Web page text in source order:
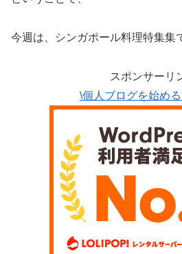
今週は、シンガポール料理特集集
スポンサーリ
\個人ブログを始め